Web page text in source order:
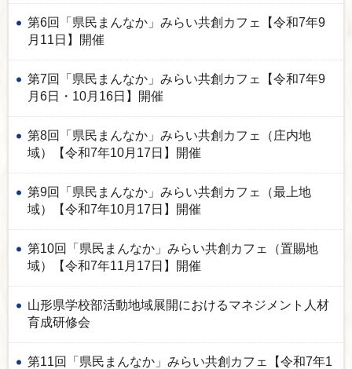
第6回「県民まんなか」みらい共創カフェ【令和7年9
月11日】開催
第7回「県民まんなか」みらい共創カフェ【令和7年9
月6日・10月16日】開催
第8回「県民まんなか」みらい共創カフェ（庄内地
域）【令和7年10月17日】開催
第9回「県民まんなか」みらい共創カフェ（最上地
域）【令和7年10月17日】開催
第10回「県民まんなか」みらい共創カフェ（置賜地
域）【令和7年11月17日】開催
山形県学校部活動地域展開におけるマネジメント人材
育成研修会
第11回「県民まんなか」みらい共創カフェ【令和7年1